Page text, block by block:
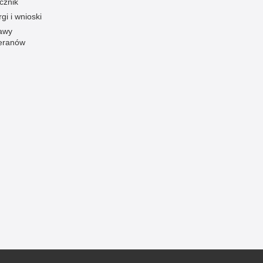
i odważni
publiczna
i wnioski